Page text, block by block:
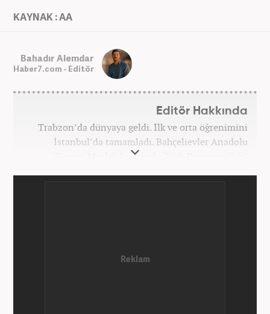
KAYNAK : AA
Bahadır Alemdar
Haber7.com - Editör
Editör Hakkında
Trabzon’da dünyaya geldi. İlk ve orta öğrenimini
İstanbul’da tamamladı. Bahçelievler Anadolu
Ticaret Meslek Lisesinde ‘Web Programcılığı’
ve teknoloji kategorilerinde birçok haber ve